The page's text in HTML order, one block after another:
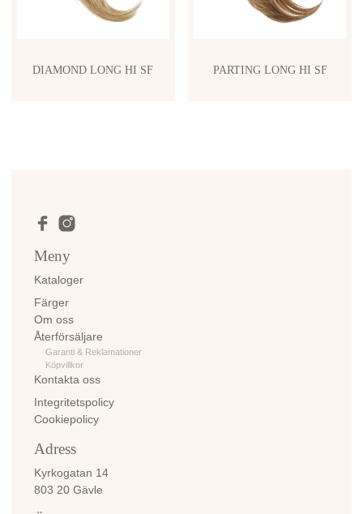
DIAMOND LONG HI SF PARTING LONG HI SF
Meny
Kataloger
Färger
Om oss
Återförsäljare
Garanti & Reklamationer
Köpvillkor
Kontakta oss
Integritetspolicy
Cookiepolicy
Adress
Kyrkogatan 14
803 20 Gävle